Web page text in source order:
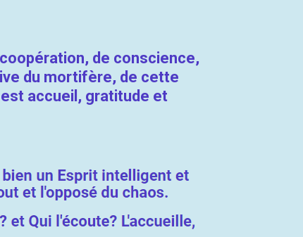
de conscience,
du mortifère, de cette
accueil, gratitude et